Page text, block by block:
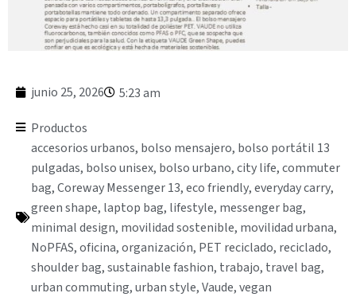
junio 25, 2026 5:23 am
Productos
accesorios urbanos, bolso mensajero, bolso portátil 13
pulgadas, bolso unisex, bolso urbano, city life, commuter
bag, Coreway Messenger 13, eco friendly, everyday carry,
green shape, laptop bag, lifestyle, messenger bag,
minimal design, movilidad sostenible, movilidad urbana,
NoPFAS, oficina, organización, PET reciclado, reciclado,
shoulder bag, sustainable fashion, trabajo, travel bag,
urban commuting, urban style, Vaude, vegan